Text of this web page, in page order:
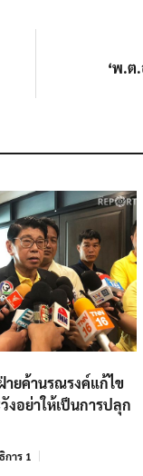
‘พ.ต
ยค้านรณรงค์แก้ไข
งอย่าให้เป็นการปลุก
การ 1